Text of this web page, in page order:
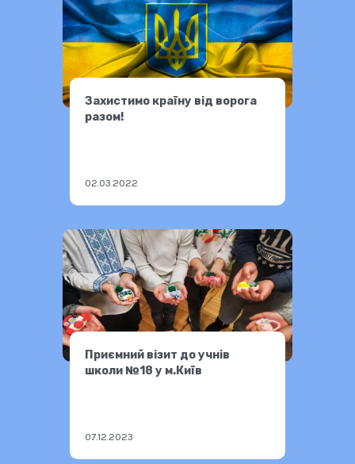
Захистимо країну від ворога
разом!
02.03.2022
Приємний візит до учнів
школи №18 у м.Київ
07.12.2023